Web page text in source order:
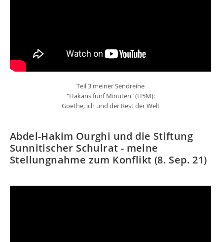
Teil 3 meiner Sendreihe
"Hakans fünf Minuten" (H5M):
Goethe, ich und der Rest der Welt
Abdel-Hakim Ourghi und die Stiftung
Sunnitischer Schulrat - meine
Stellungnahme zum Konflikt (8. Sep. 21)